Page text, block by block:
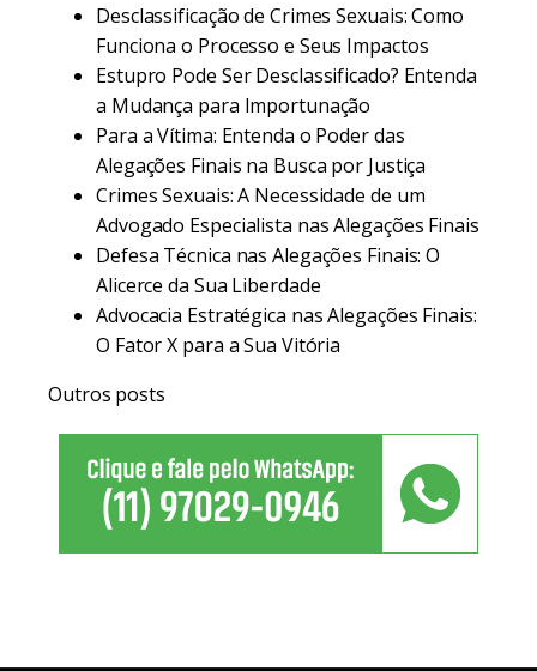
Desclassificação de Crimes Sexuais: Como
Funciona o Processo e Seus Impactos
Estupro Pode Ser Desclassificado? Entenda
a Mudança para Importunação
Para a Vítima: Entenda o Poder das
Alegações Finais na Busca por Justiça
Crimes Sexuais: A Necessidade de um
Advogado Especialista nas Alegações Finais
Defesa Técnica nas Alegações Finais: O
Alicerce da Sua Liberdade
Advocacia Estratégica nas Alegações Finais:
O Fator X para a Sua Vitória
Outros posts